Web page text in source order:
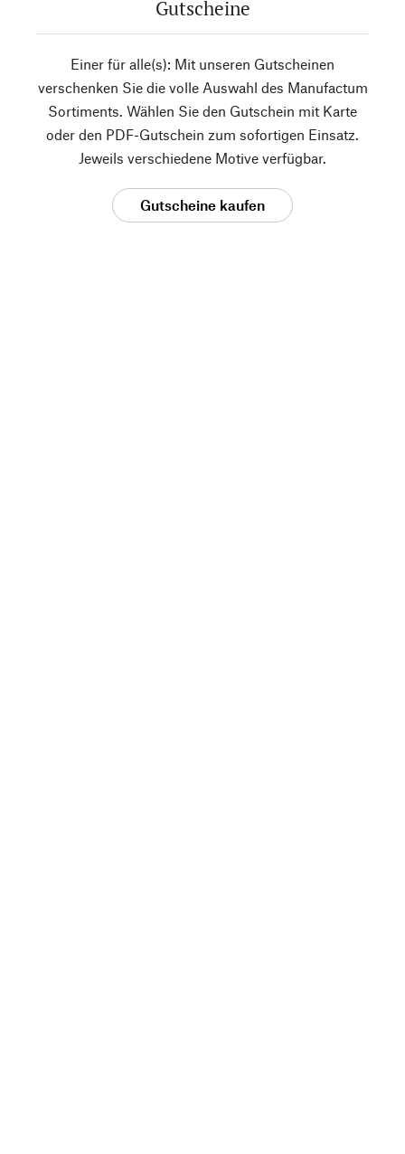
Gutscheine
Einer für alle(s): Mit unseren Gutscheinen
verschenken Sie die volle Auswahl des Manufactum
Sortiments. Wählen Sie den Gutschein mit Karte
oder den PDF-Gutschein zum sofortigen Einsatz.
Jeweils verschiedene Motive verfügbar.
Gutscheine kaufen